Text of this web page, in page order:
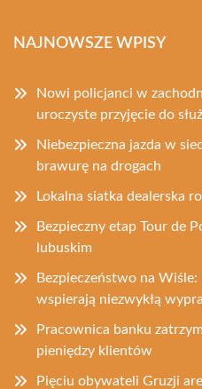
NAJNOWSZE WPISY
Nowi policjanci w
uroczyste przyjęcie do
Niebezpieczna jazda w
brawurę na drogach
Lokalna siatka dealerska
Bezpieczny etap Tour de
lubuskim
Bezpieczeństwo na
wspierają niezwykłą
Pracownica banku
pieniędzy klientów
Pięciu obywateli Gruzji